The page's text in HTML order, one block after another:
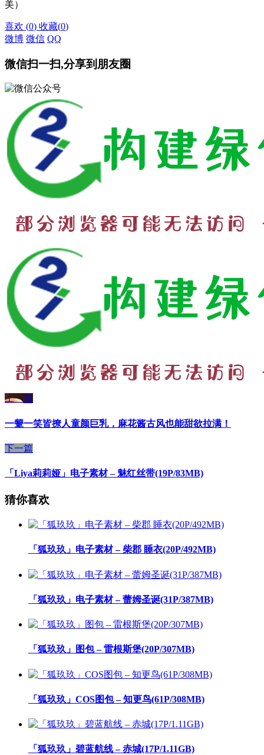
美）
喜欢 (0) 收藏(0)
微博 微信 QQ
微信扫一扫,分享到朋友圈
上一篇
一颦一笑皆撩人童颜巨乳，麻花酱古风也能甜欲拉满！
下一篇
「Liya莉莉娅」电子素材 – 魅红丝带(19P/83MB)
猜你喜欢
「狐玖玖」电子素材 – 柴郡 睡衣(20P/492MB)
「狐玖玖」电子素材 – 蕾姆圣诞(31P/387MB)
「狐玖玖」图包 – 雷根斯堡(20P/307MB)
「狐玖玖」COS图包 – 知更鸟(61P/308MB)
「狐玖玖」碧蓝航线 – 赤城(17P/1.11GB)